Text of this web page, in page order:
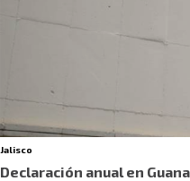
Jalisco
Declaración anual en